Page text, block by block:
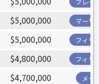
$5,000,000 マーリ
$5,000,000 フィリ
$4,800,000 フィリ
$4,700,000 メッ